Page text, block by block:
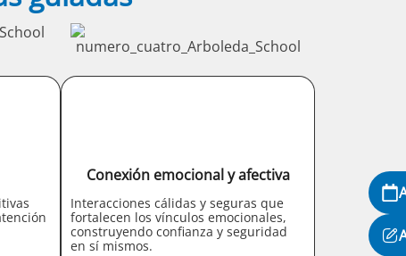
Conexión emocional y afectiva
Interacciones cálidas y seguras que
fortalecen los vínculos emocionales,
construyendo confianza y seguridad
en sí mismos.